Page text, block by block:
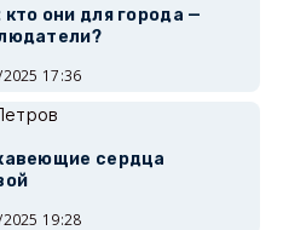
они для города —
17:36
сердца
19:28